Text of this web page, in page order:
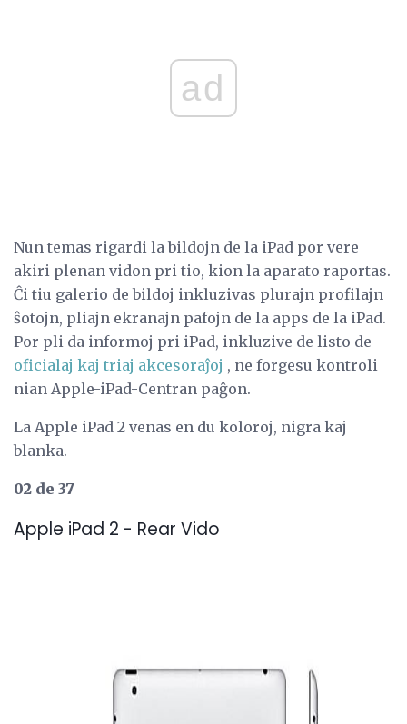
ad
Nun temas rigardi la bildojn de la iPad por vere
akiri plenan vidon pri tio, kion la aparato raportas.
Ĉi tiu galerio de bildoj inkluzivas plurajn profilajn
ŝotojn, pliajn ekranajn pafojn de la apps de la iPad.
Por pli da informoj pri iPad, inkluzive de listo de
oficialaj kaj triaj akcesoraĵoj , ne forgesu kontroli
nian Apple-iPad-Centran paĝon.
La Apple iPad 2 venas en du koloroj, nigra kaj
blanka.
02 de 37
Apple iPad 2 - Rear Vido